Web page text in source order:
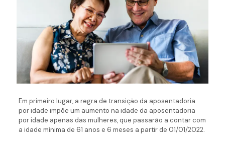
Em primeiro lugar, a regra de transição da aposentadoria
por idade impõe um aumento na idade da aposentadoria
por idade apenas das mulheres, que passarão a contar com
a idade mínima de 61 anos e 6 meses a partir de 01/01/2022.